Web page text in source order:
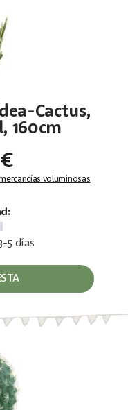
Cactus,
160cm
voluminosas
5 días